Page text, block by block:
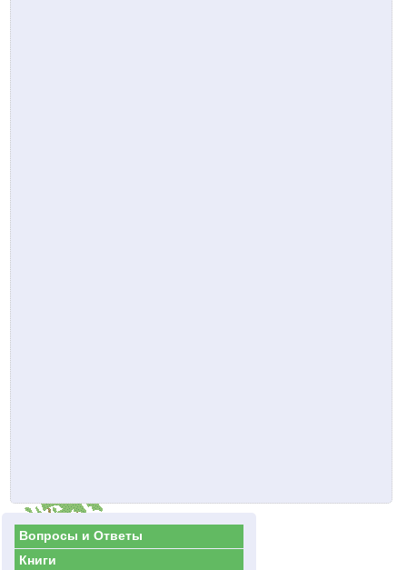
Вопросы и Ответы
Книги